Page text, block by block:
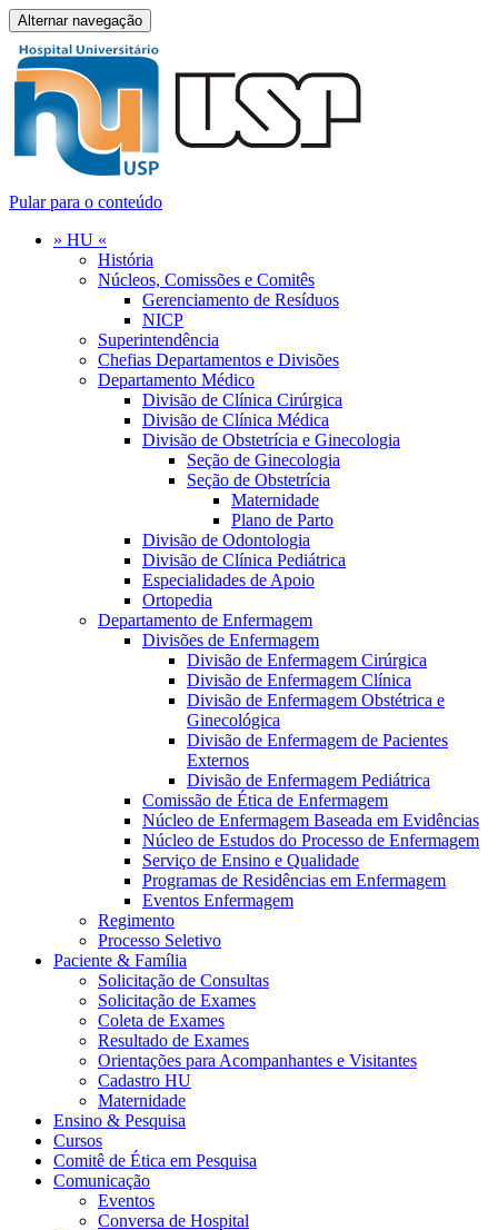
Alternar navegação
Pular para o conteúdo
» HU «
História
Núcleos, Comissões e Comitês
Gerenciamento de Resíduos
NICP
Superintendência
Chefias Departamentos e Divisões
Departamento Médico
Divisão de Clínica Cirúrgica
Divisão de Clínica Médica
Divisão de Obstetrícia e Ginecologia
Seção de Ginecologia
Seção de Obstetrícia
Maternidade
Plano de Parto
Divisão de Odontologia
Divisão de Clínica Pediátrica
Especialidades de Apoio
Ortopedia
Departamento de Enfermagem
Divisões de Enfermagem
Divisão de Enfermagem Cirúrgica
Divisão de Enfermagem Clínica
Divisão de Enfermagem Obstétrica e
Ginecológica
Divisão de Enfermagem de Pacientes
Externos
Divisão de Enfermagem Pediátrica
Comissão de Ética de Enfermagem
Núcleo de Enfermagem Baseada em Evidências
Núcleo de Estudos do Processo de Enfermagem
Serviço de Ensino e Qualidade
Programas de Residências em Enfermagem
Eventos Enfermagem
Regimento
Processo Seletivo
Paciente & Família
Solicitação de Consultas
Solicitação de Exames
Coleta de Exames
Resultado de Exames
Orientações para Acompanhantes e Visitantes
Cadastro HU
Maternidade
Ensino & Pesquisa
Cursos
Comitê de Ética em Pesquisa
Comunicação
Eventos
Conversa de Hospital